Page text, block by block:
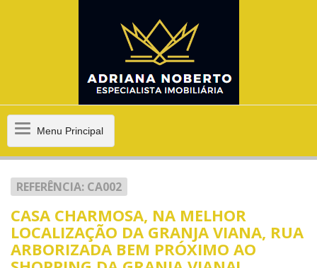
MenuMenu Principal
REFERÊNCIA: CA002
CASA CHARMOSA, NA MELHOR
LOCALIZAÇÃO DA GRANJA VIANA, RUA
ARBORIZADA BEM PRÓXIMO AO